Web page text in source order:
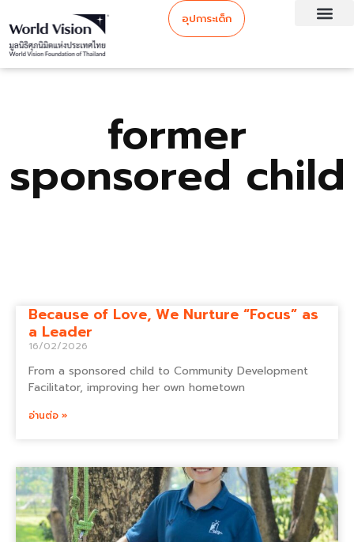
อุปการะเด็ก
former
sponsored child
Because of Love, We Nurture “Focus” as
a Leader
16/02/2026
From a sponsored child to Community Development
Facilitator, improving her own hometown
อ่านต่อ »